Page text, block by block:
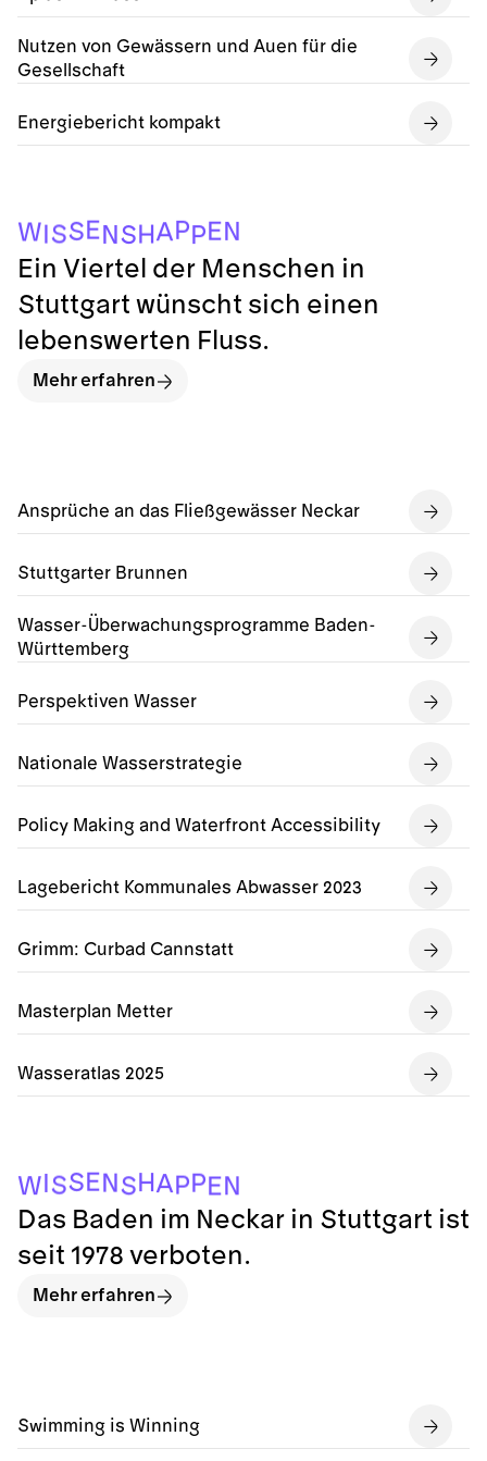
Nutzen von Gewässern und Auen für die
Gesellschaft
Energiebericht kompakt
Ansprüche an das Fließgewässer Neckar
Stuttgarter Brunnen
Wasser-Überwachungsprogramme Baden-
Württemberg
Perspektiven Wasser
Nationale Wasserstrategie
Policy Making and Waterfront Accessibility
Lagebericht Kommunales Abwasser 2023
Grimm: Curbad Cannstatt
Masterplan Metter
Wasseratlas 2025
Swimming is Winning
W SSENSHAPPEN
Das Baden im Neckar in Stuttgart ist
seit 1978 verboten.
Mehr erfahren
WISSENSHAPPEN
Ein Viertel der Menschen in
Stuttgart wünscht sich einen
lebenswerten Fluss.
Mehr erfahren